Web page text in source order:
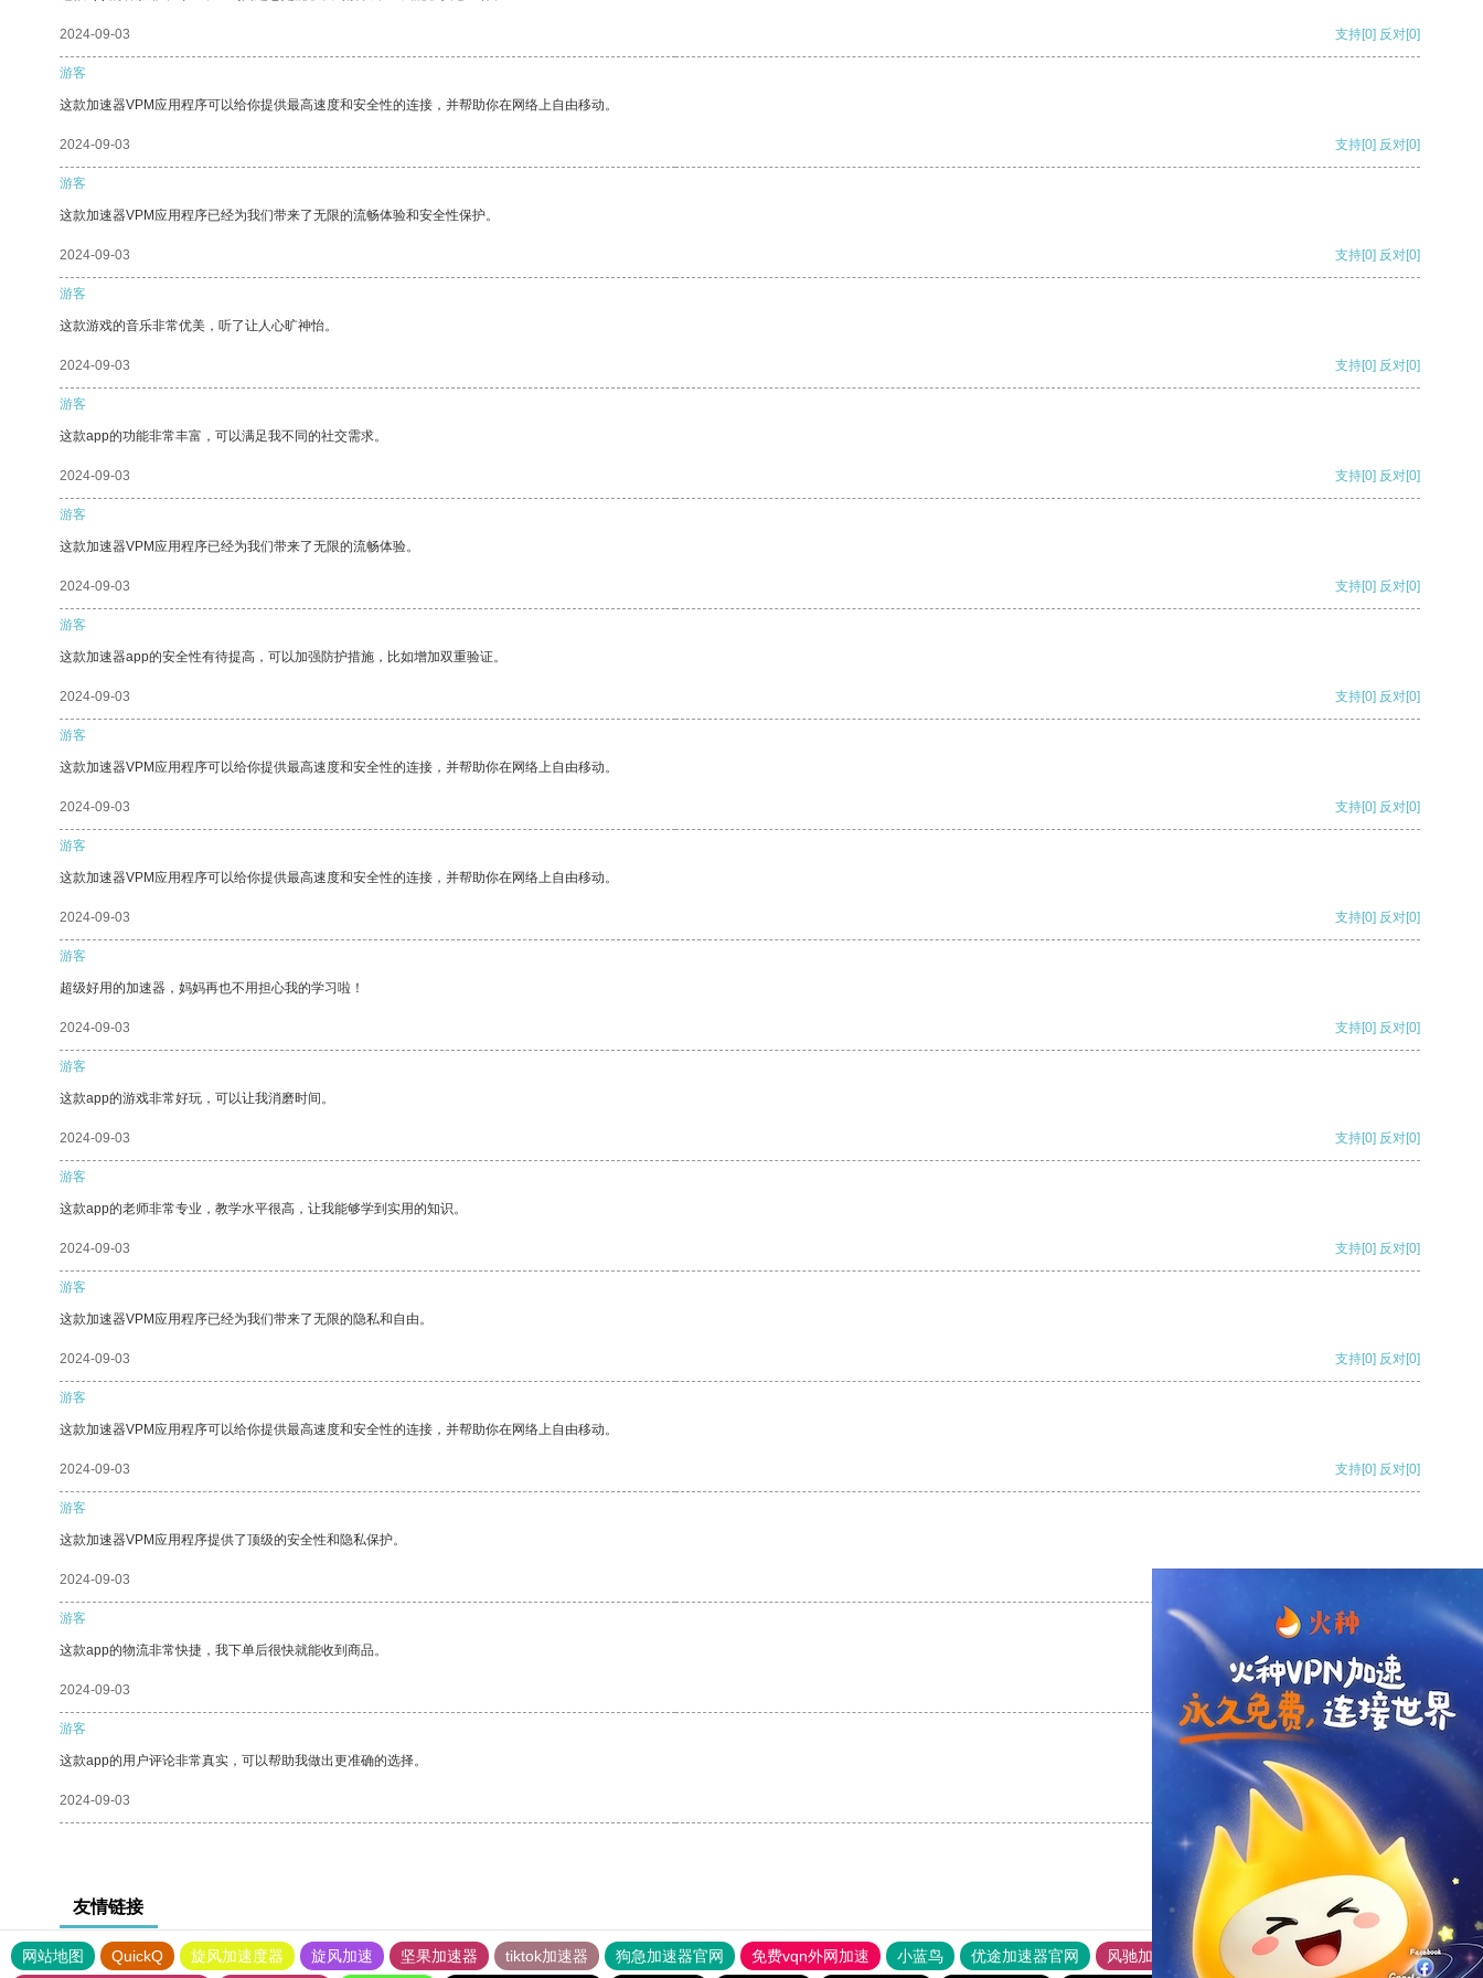
2024-09-03 支持[0] 反对[0]
游客
这款加速器VPM应用程序可以给你提供最高速度和安全性的连接，并帮助你在网络上自由移动。
2024-09-03 支持[0] 反对[0]
游客
这款加速器VPM应用程序已经为我们带来了无限的流畅体验和安全性保护。
2024-09-03 支持[0] 反对[0]
游客
这款游戏的音乐非常优美，听了让人心旷神怡。
2024-09-03 支持[0] 反对[0]
游客
这款app的功能非常丰富，可以满足我不同的社交需求。
2024-09-03 支持[0] 反对[0]
游客
这款加速器VPM应用程序已经为我们带来了无限的流畅体验。
2024-09-03 支持[0] 反对[0]
游客
这款加速器app的安全性有待提高，可以加强防护措施，比如增加双重验证。
2024-09-03 支持[0] 反对[0]
游客
这款加速器VPM应用程序可以给你提供最高速度和安全性的连接，并帮助你在网络上自由移动。
2024-09-03 支持[0] 反对[0]
游客
这款加速器VPM应用程序可以给你提供最高速度和安全性的连接，并帮助你在网络上自由移动。
2024-09-03 支持[0] 反对[0]
游客
超级好用的加速器，妈妈再也不用担心我的学习啦！
2024-09-03 支持[0] 反对[0]
游客
这款app的游戏非常好玩，可以让我消磨时间。
2024-09-03 支持[0] 反对[0]
游客
这款app的老师非常专业，教学水平很高，让我能够学到实用的知识。
2024-09-03 支持[0] 反对[0]
游客
这款加速器VPM应用程序已经为我们带来了无限的隐私和自由。
2024-09-03 支持[0] 反对[0]
游客
这款加速器VPM应用程序可以给你提供最高速度和安全性的连接，并帮助你在网络上自由移动。
2024-09-03 支持[0] 反对[0]
游客
这款加速器VPM应用程序提供了顶级的安全性和隐私保护。
2024-09-03
游客
这款app的物流非常快捷，我下单后很快就能收到商品。
2024-09-03 支持 [0] 反对[0]
游客
这款app的用户评论非常真实，可以帮助我做出更准确的选择。
2024-09-03 支持
友情链接
网站地图 QuickQ 旋风加速度器 旋风加速 坚果加速器 tiktok加速器 狗急加速器官网 免费vqn外网加速 小蓝鸟 优途加速器官网 风驰加速器 旋风加速器